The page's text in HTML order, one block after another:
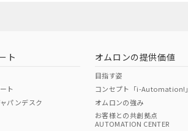
ト
ト
パンデスク
オムロンの提供価値
目指す姿
コンセプト「i-Automation!」
オムロンの強み
お客様との共創拠点
AUTOMATION CENTER